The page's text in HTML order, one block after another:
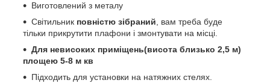
Виготовлений з металу
Світильник повністю зібраний , вам треба буде
тільки прикрутити плафони і змонтувати на місці.
Для невисоких приміщень(висота близько 2,5 м)
площею 5-8 м кв
Підходить для установки на натяжних стелях.